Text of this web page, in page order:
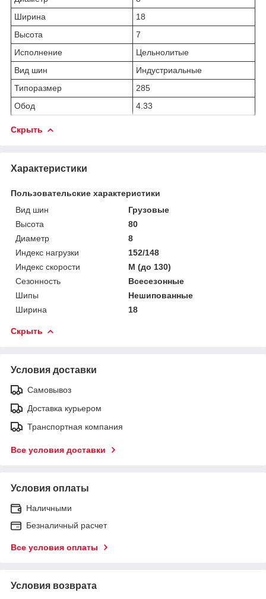
Ширина
18
Высота
7
Исполнение
Цельнолитые
Вид шин
Индустриальные
Типоразмер
285
Обод
4.33
Скрыть
Характеристики
Пользовательские характеристики
Вид шин
Грузовые
Высота
80
Диаметр
8
Индекс нагрузки
152/148
Индекс скорости
M (до 130)
Сезонность
Всесезонные
Шипы
Нешипованные
Ширина
18
Скрыть
Условия доставки
Самовывоз
Доставка курьером
Транспортная компания
Все условия доставки
Условия оплаты
Наличными
Безналичный расчет
Все условия оплаты
Условия возврата